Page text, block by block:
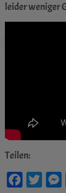
leider weniger
Teilen: